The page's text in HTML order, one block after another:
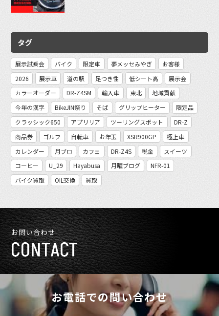
タグ
展示試乗会 バイク 限定車 夢メッセみやぎ
お客様
2026
展示車 道の駅 足つき性 低シート高
展示会
カラーオーダー
DR-Z4SM 輸入車 東北
地域貢献
今年の漢字
BikeJIN祭り そば グリップヒーター
限定品
クラッシック650
アプリリア ツーリングスポット
DR-Z
商品券
ゴルフ 自転車 お年玉 XSR900GP
極上車
カレンダー
月ブロ カフェ DR-Z4S 税金
スイーツ
コーヒー
U_29 Hayabusa 月曜ブログ
NFR-01
バイク買取
OIL交換 買取
お問い合わせ
CONTACT
お電話での問い合わせ